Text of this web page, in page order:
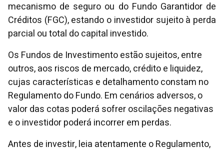
mecanismo de seguro ou do Fundo Garantidor de
Créditos (FGC), estando o investidor sujeito à perda
parcial ou total do capital investido.
Os Fundos de Investimento estão sujeitos, entre
outros, aos riscos de mercado, crédito e liquidez,
cujas características e detalhamento constam no
Regulamento do Fundo. Em cenários adversos, o
valor das cotas poderá sofrer oscilações negativas
e o investidor poderá incorrer em perdas.
Antes de investir, leia atentamente o Regulamento,